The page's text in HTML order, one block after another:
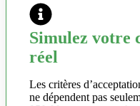
Simulez votre
réel
Les critères
ne dépendent pas